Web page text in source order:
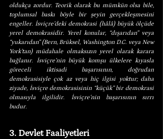
oldukça zordur. Teorik olarak bu mümkün olsa bile,
toplumsal baskı böyle bir şeyin gerçekleşmesini
engeller. İsviçre’deki demokrasi (hâlâ) büyük ölçüde
yerel demokrasidir. Yerel konular, “dışarıdan” veya
“yukarıdan” (Bern, Brüksel, Washington D.C. veya New
York’tan) müdahale olmaksızın yerel olarak karara
bağlanır. İsviçre’nin büyük komşu ülkelere kıyasla
göreceli iktisadi başarısının, doğrudan
demokrasisiyle çok az veya hiç ilgisi yoktur; daha
ziyade, İsviçre demokrasisinin “küçük” bir demokrasi
olmasıyla ilgilidir. İsviçre’nin başarısının sırrı
budur.
3. Devlet Faaliyetleri